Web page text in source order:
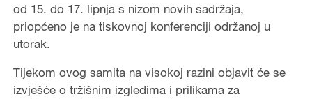
od 15. do 17. lipnja s nizom novih sadržaja,
priopćeno je na tiskovnoj konferenciji održanoj u
utorak.
Tijekom ovog samita na visokoj razini objavit će se
izvješće o tržišnim izgledima i prilikama za